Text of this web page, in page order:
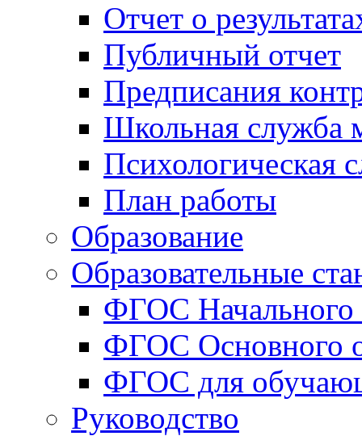
Отчет о
Публичный отчет
Предписания
Школьная служба
Психологическая
План работы
Образование
Образовательные
ФГОС Начального
ФГОС Основного
ФГОС для
Руководство